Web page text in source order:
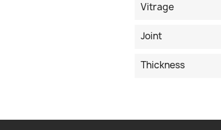
Vitrage
Joint
Thickness